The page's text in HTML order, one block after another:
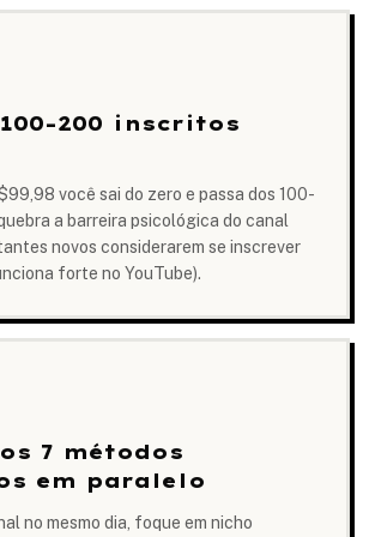
200 inscritos
você sai do zero e passa dos 100-
a barreira psicológica do canal
novos considerarem se inscrever
forte no YouTube).
7 métodos
em paralelo
no mesmo dia, foque em nicho